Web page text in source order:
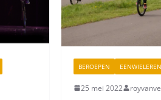
BEROEPEN EENWIELEREN
25 mei 2022